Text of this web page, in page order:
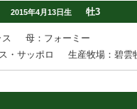
2015年4月13日生 牡3
母：フォーミー
・サッポロ
生産牧場：碧雲